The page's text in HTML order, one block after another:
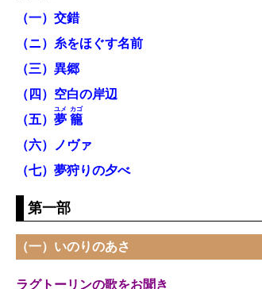
（一）交錯
（ニ）糸をほぐす名前
（三）異郷
（四）空白の岸辺
（五） 夢
ユメ
籠
カゴ
（六）ノヴァ
（七）夢狩りの夕べ
第一部
（一）いのりのあさ
ラグトーリンの歌をお聞き